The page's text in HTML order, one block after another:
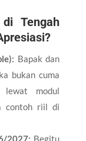
Tengah
Bapak dan
bukan cuma
lewat modul
contoh riil di
2027: Begitu